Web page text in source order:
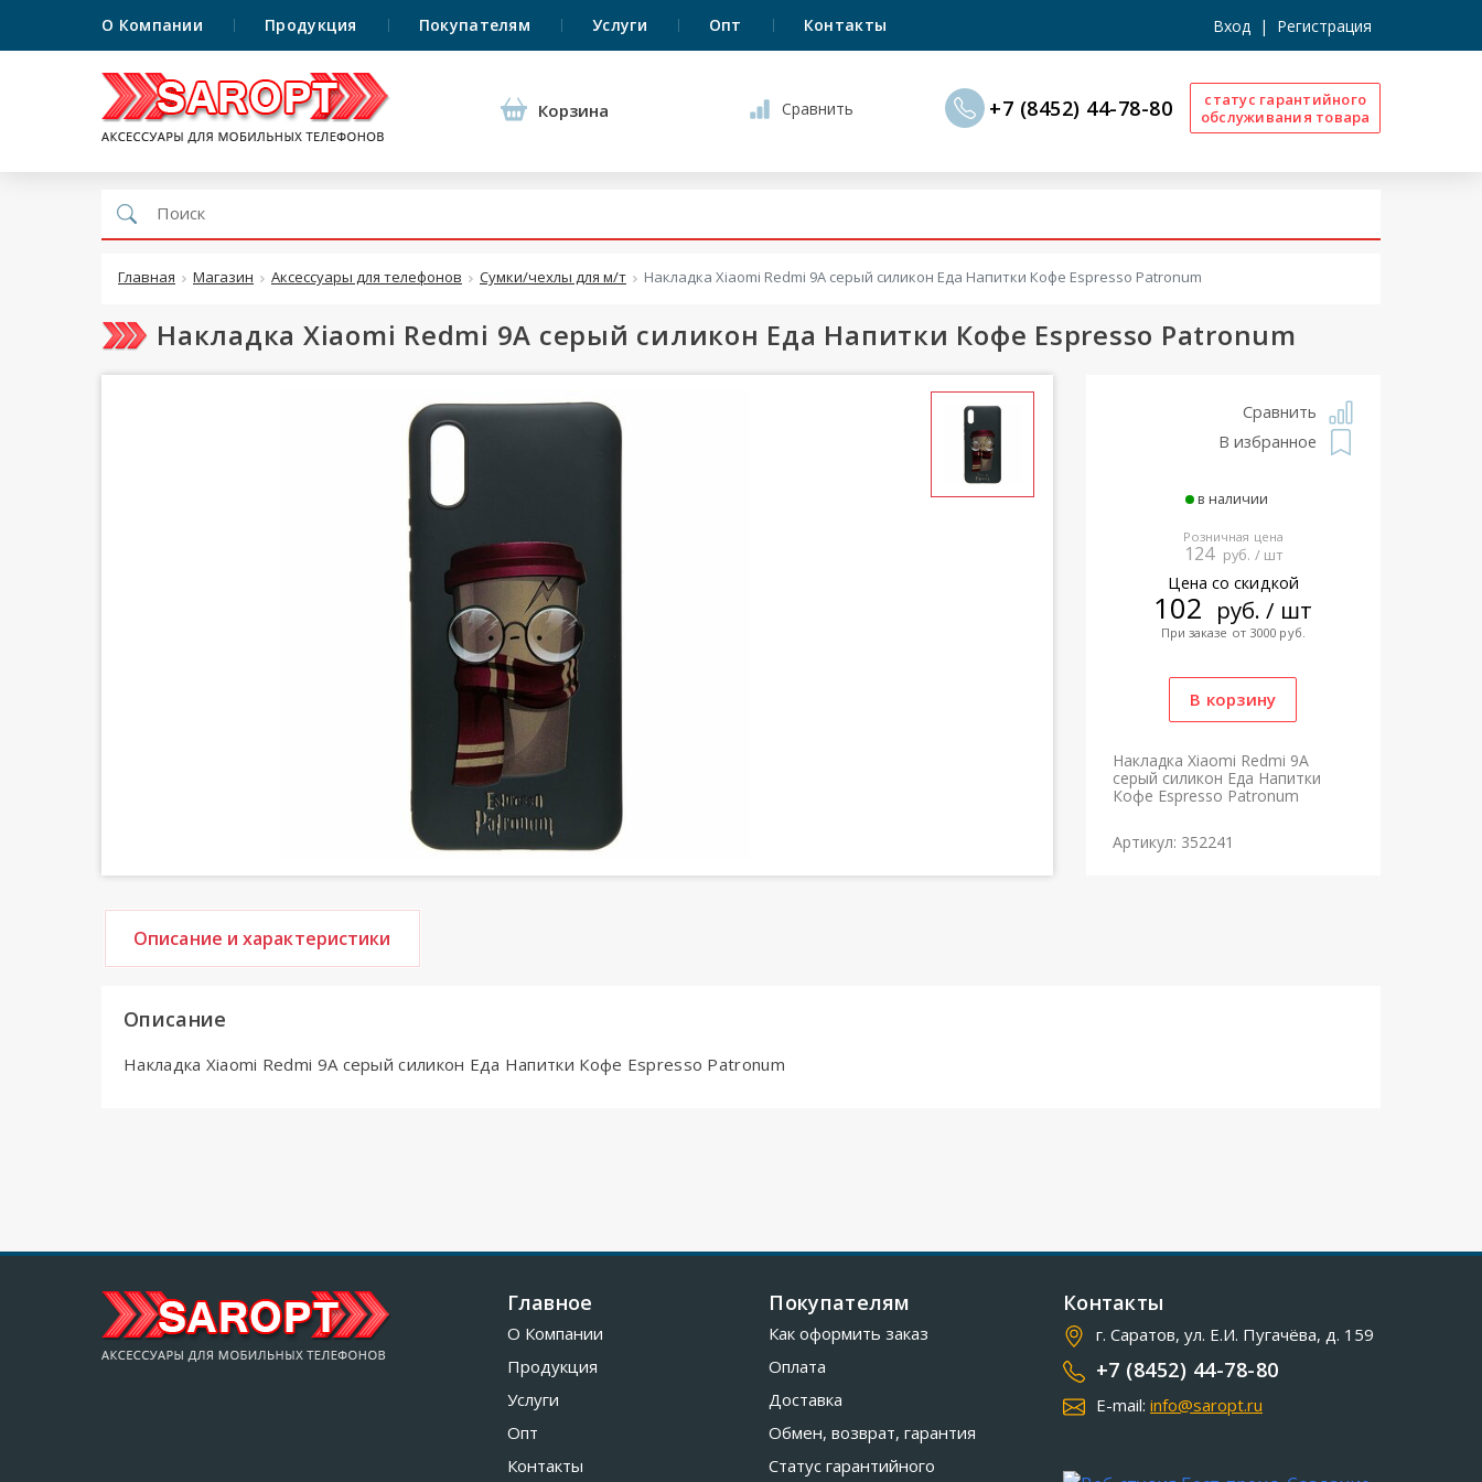
О Компании Продукция Покупателям Услуги Опт Контакты Вход | Регистрация
Корзина Сравнить +7 (8452) 44-78-80
статус гарантийного
обслуживания товара
Главная Магазин Аксессуары для телефонов Сумки/чехлы для м/т Накладка Xiaomi Redmi 9A серый силикон Еда Напитки Кофе Espresso Patronum
Накладка Xiaomi Redmi 9A серый силикон Еда Напитки Кофе Espresso Patronum
Сравнить
В избранное
в наличии
Розничная цена
124 руб. / шт
Цена со скидкой
102 руб. / шт
При заказе от 3000 руб.
Накладка Xiaomi Redmi 9A
серый силикон Еда Напитки
Кофе Espresso Patronum
Артикул: 352241
Описание и характеристики
Описание
Накладка Xiaomi Redmi 9A серый силикон Еда Напитки Кофе Espresso Patronum
Главное
О Компании
Продукция
Услуги
Опт
Контакты
Покупателям
Как оформить заказ
Оплата
Доставка
Обмен, возврат, гарантия
Статус гарантийного
Контакты
г. Саратов, ул. Е.И. Пугачёва, д. 159
+7 (8452) 44-78-80
E-mail: info@saropt.ru